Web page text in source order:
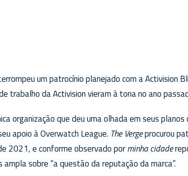
um patrocínio planejado com a Activision
trabalho da Activision vieram à tona no ano
organização que deu uma olhada em seus
apoio à Overwatch League. The Vergeprocurou
2021, e conforme observado porminha cidade
ampla sobre “a questão da reputação da marca”.